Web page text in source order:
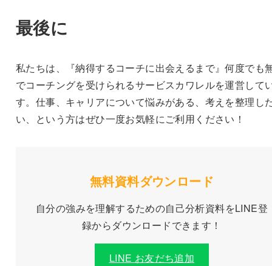
最後に
私たちは、『納得するコーチに出会えるまで』何度でも
でコーチングを受けられるサービスカワレルを運営して
す。仕事、キャリアについて悩みがある、考えを整理し
い、という方はぜひ一度お気軽にご利用ください！
無料資料ダウンロード
自分の強みを理解するための自己分析資料をLINE登
録からダウンロードできます！
LINE お友だち追加